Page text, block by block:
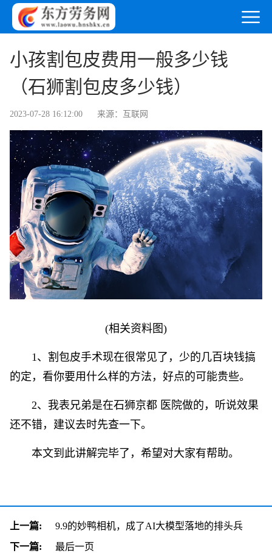
小孩割包皮费用一般多少钱
（石狮割包皮多少钱）
2023-07-28 16:12:00 来源：互联网
(相关资料图)
1、割包皮手术现在很常见了，少的几百块钱搞
的定，看你要用什么样的方法，好点的可能贵些。
2、我表兄弟是在石狮京都 医院做的，听说效果
还不错，建议去时先查一下。
本文到此讲解完毕了，希望对大家有帮助。
上一篇:
9.9的妙鸭相机，成了AI大模型落地的排头兵
下一篇:
最后一页